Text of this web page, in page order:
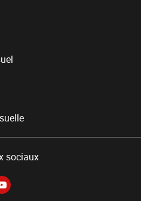
sociaux